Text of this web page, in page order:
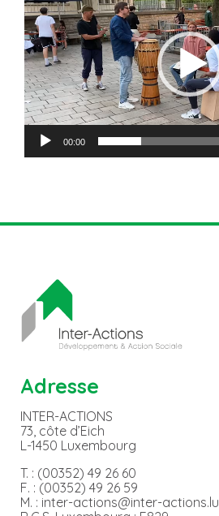
00:00
Adresse
INTER-ACTIONS
73, côte d’Eich
L-1450 Luxembourg
T. : (00352) 49 26 60
F. : (00352) 49 26 59
M. : inter-actions@inter-actions.lu